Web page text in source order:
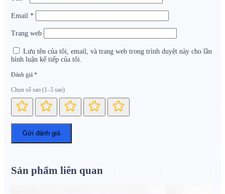
Email *
Trang web
Lưu tên của tôi, email, và trang web trong trình duyệt này cho lần
bình luận kế tiếp của tôi.
Đánh giá *
Chọn số sao (1–5 sao)
Sản phẩm liên quan